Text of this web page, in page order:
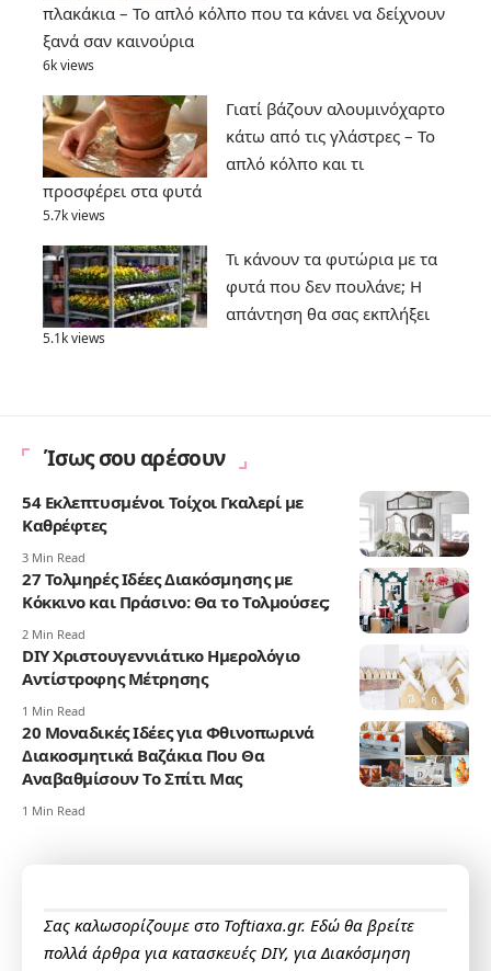
πλακάκια – Το απλό κόλπο που τα κάνει να δείχνουν
ξανά σαν καινούρια
6k views
Γιατί βάζουν αλουμινόχαρτο
κάτω από τις γλάστρες – Το
απλό κόλπο και τι
προσφέρει στα φυτά
5.7k views
Τι κάνουν τα φυτώρια με τα
φυτά που δεν πουλάνε; Η
απάντηση θα σας εκπλήξει
5.1k views
Ίσως σου αρέσουν
54 Εκλεπτυσμένοι Τοίχοι Γκαλερί με
Καθρέφτες
3 Min Read
27 Τολμηρές Ιδέες Διακόσμησης με
Κόκκινο και Πράσινο: Θα το Τολμούσες;
2 Min Read
DIY Χριστουγεννιάτικο Ημερολόγιο
Αντίστροφης Μέτρησης
1 Min Read
20 Μοναδικές Ιδέες για Φθινοπωρινά
Διακοσμητικά Βαζάκια Που Θα
Αναβαθμίσουν Το Σπίτι Μας
1 Min Read
Σας καλωσορίζουμε στο Toftiaxa.gr. Εδώ θα βρείτε
πολλά άρθρα για κατασκευές DIY, για Διακόσμηση